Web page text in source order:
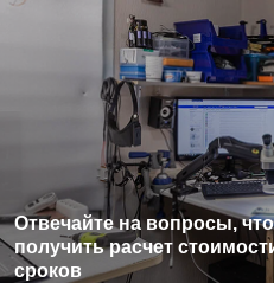
Отвечайте на вопросы,
получить расчет
сроков